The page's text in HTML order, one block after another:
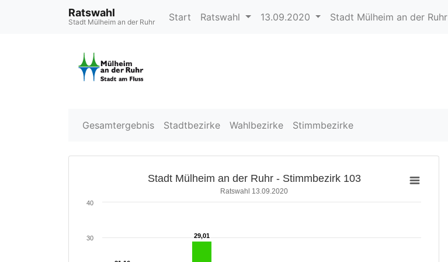
Ratswahl
Stadt Mülheim an der Ruhr Start Ratswahl 13.09.2020 Stadt Mülheim an der Ruhr
Gesamtergebnis Stadtbezirke Wahlbezirke Stimmbezirke
Stadt Mülheim an der Ruhr - Stimmbezirk 103
Ratswahl 13.09.2020
29,01
29,01
30
40